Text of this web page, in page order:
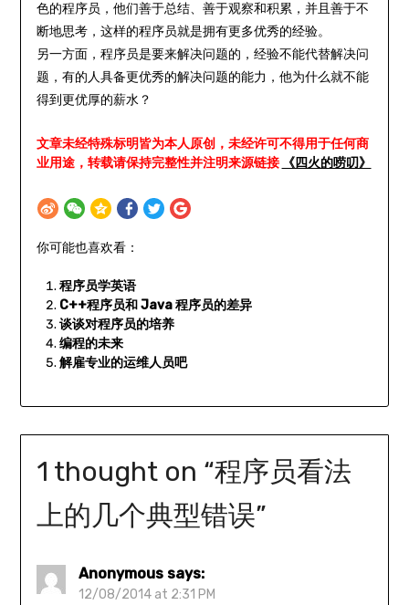
色的程序员，他们善于总结、善于观察和积累，并且善于不
断地思考，这样的程序员就是拥有更多优秀的经验。
另一方面，程序员是要来解决问题的，经验不能代替解决问
题，有的人具备更优秀的解决问题的能力，他为什么就不能
得到更优厚的薪水？
文章未经特殊标明皆为本人原创，未经许可不得用于任何商
业用途，转载请保持完整性并注明来源链接
《四火的唠叨》
你可能也喜欢看：
程序员学英语
C++程序员和 Java 程序员的差异
谈谈对程序员的培养
编程的未来
解雇专业的运维人员吧
1 thought on “程序员看法
上的几个典型错误”
Anonymous says:
12/08/2014 at 2:31 PM